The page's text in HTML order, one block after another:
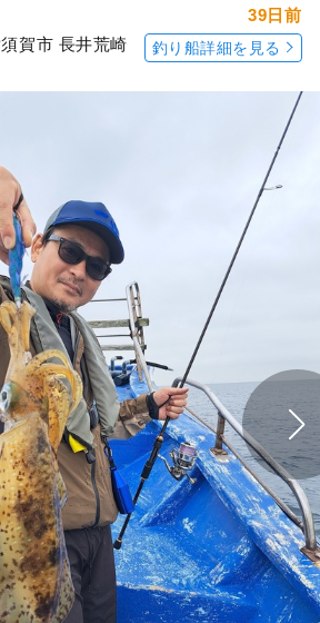
賀市 長井荒崎
39日前
釣り船詳細を見る